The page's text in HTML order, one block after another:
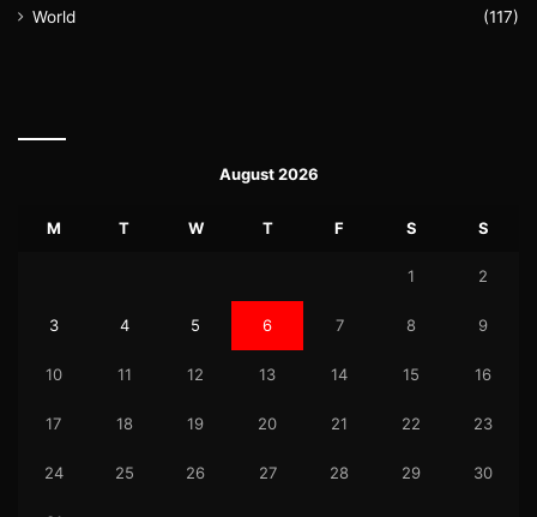
World
(117)
August 2026
M T W T F S S
1 2
3 4 5 6 7 8 9
10 11 12 13 14 15 16
17 18 19 20 21 22 23
24 25 26 27 28 29 30